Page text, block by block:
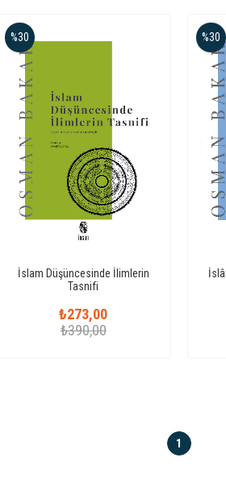
İslam Düşüncesinde İlimlerin
Tasnifi
₺273,00
₺390,00
%30 %30
1